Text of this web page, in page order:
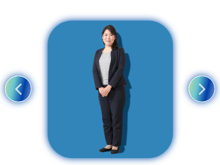
抱
プレイン
て、今後
長・活躍
たい。
る環境が
はありま